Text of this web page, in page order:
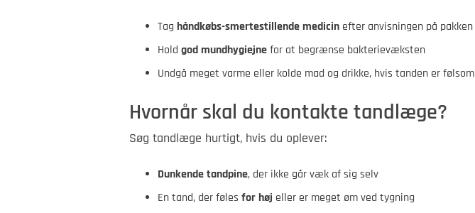
Tag håndkøbs-smertestillende medicinefter anvisningen på pakken
Hold god mundhygiejnefor at begrænse bakterievæksten
Undgå meget varme eller kolde mad og drikke, hvis tanden er følsom
Hvornår skal du kontakte tandlæge?
Søg tandlæge hurtigt, hvis du oplever:
Dunkende tandpine, der ikke går væk af sig selv
En tand, der føles for høj eller er meget øm ved tygning